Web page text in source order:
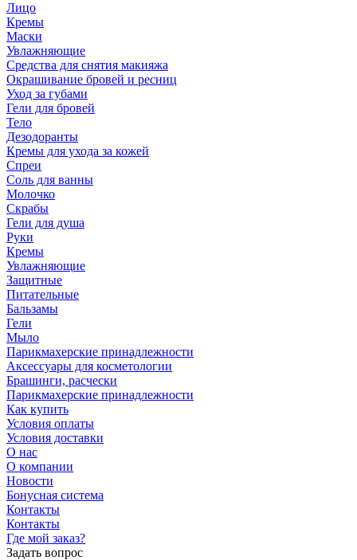
Лицо
Кремы
Маски
Увлажняющие
Средства для снятия макияжа
Окрашивание бровей и ресниц
Уход за губами
Гели для бровей
Тело
Дезодоранты
Кремы для ухода за кожей
Спреи
Соль для ванны
Молочко
Скрабы
Гели для душа
Руки
Кремы
Увлажняющие
Защитные
Питательные
Бальзамы
Гели
Мыло
Парикмахерские принадлежности
Аксессуары для косметологии
Брашинги, расчески
Парикмахерские принадлежности
Как купить
Условия оплаты
Условия доставки
О нас
О компании
Новости
Бонусная система
Контакты
Контакты
Где мой заказ?
Задать вопрос